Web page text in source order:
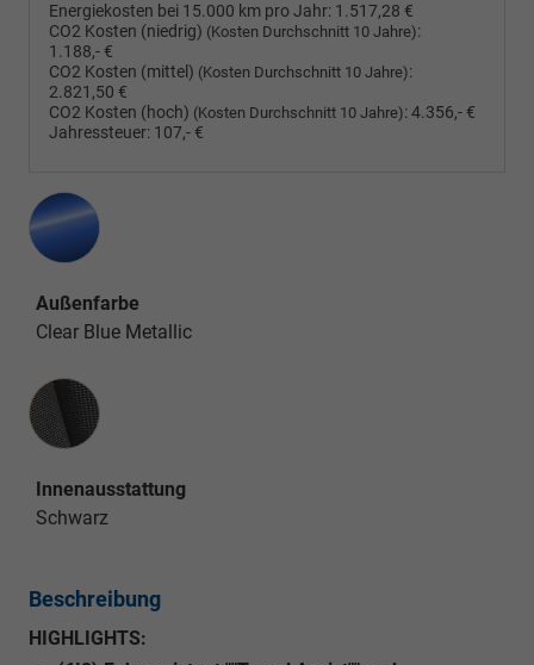
Energiekosten bei 15.000 km pro Jahr: 1.517,28 €
CO2 Kosten (niedrig) (Kosten Durchschnitt 10 Jahre):
1.188,- €
CO2 Kosten (mittel) (Kosten Durchschnitt 10 Jahre):
2.821,50 €
CO2 Kosten (hoch) (Kosten Durchschnitt 10 Jahre):4.356,- €
Jahressteuer: 107,- €
Außenfarbe
Clear Blue Metallic
Innenausstattung
Innenausstattung
Schwarz
Beschreibung
HIGHLIGHTS: